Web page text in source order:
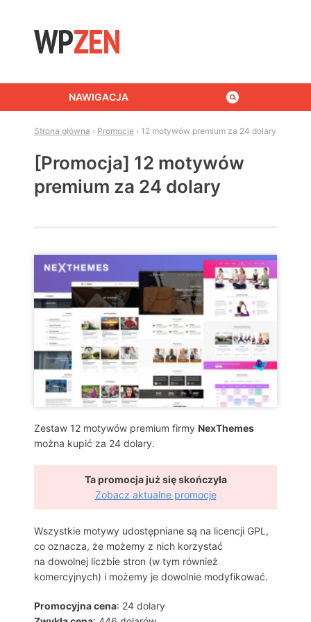
NAWIGACJA
Strona główna › Promocje › 12 motywów premium za 24 dolary
[Promocja] 12 motywów
premium za 24 dolary
Zestaw 12 motywów premium firmy NexThemes
można kupić za 24 dolary.
Ta promocja już się skończyła
Zobacz aktualne promocje
Wszystkie motywy udostępniane są na licencji GPL,
co oznacza, że możemy z nich korzystać
na dowolnej liczbie stron (w tym również
komercyjnych) i możemy je dowolnie modyfikować.
Promocyjna cena: 24 dolary